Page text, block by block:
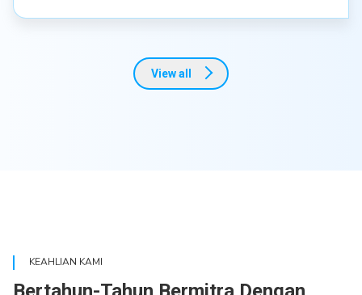
View all
KEAHLIAN KAMI